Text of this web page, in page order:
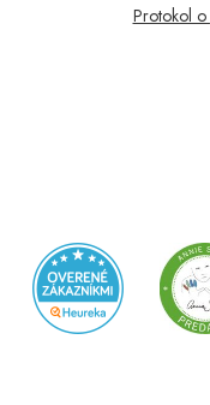
Protokol o